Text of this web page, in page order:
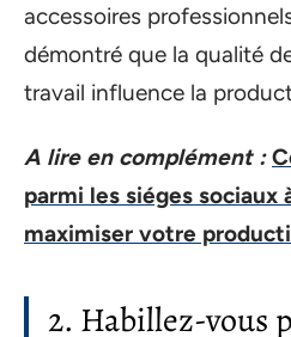
accessoires
démontré que la qualité
travail influence la
A lire en complément :
parmi les siéges sociaux
maximiser votre
2. Habillez-vous